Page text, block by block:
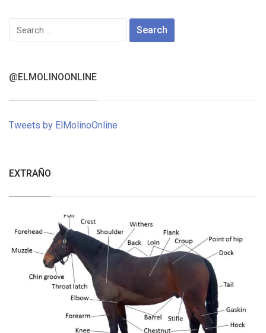
Search
for:
@ELMOLINOONLINE
Tweets by ElMolinoOnline
EXTRAÑO